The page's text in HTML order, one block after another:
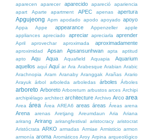
aparecen
aparecer aparecido apareció
apariencia
apart
Aparte apartment APEC apenas apertura
Apgujeong Apm apodado apodo apoyado apoyo
Appa Appe appearance Appenzeller
apple
appliances apreciado apreciar apreciarla aprender
April aprovechar aproximada aproximadamente
aproximidad Apsan Apsansunhwan apta
aptitud
apto
Aqu Aqua Aquafield Aquapia
Aquarium
aquellos aquí Aquí ar Ara Arabesque Arabian Arabic
Arachnopia
Aram Aranaby Aranggak Arañas Arario
Arayuk
árbol arboleda arboledas árboles Árboles
arboreto Arboreto Arboretum arbustos arces Archipi
archipiélago architect architecture Archivo Arco area
Area área Área AREA6 areas áreas Áreas arena
Arena arenas Aretjang Areumdaun Aria
Ariana
arirang
Arirang arirangfestival aristocracy
aristocrat
Aristócrata ARKO armadas Armiae Armisticio armon
armonía aroma Aromáticos Aroy Arpina arqueológico